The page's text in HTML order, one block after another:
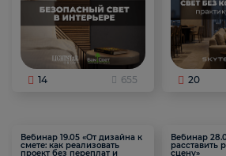
14 655 20
Вебинар 19.05 «От дизайна к
смете: как реализовать
проект без переплат и
Вебинар
расставить
сцену»